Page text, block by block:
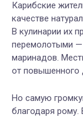
Карибские
качестве
В кулинарии их
перемолотыми —
маринадов.
от повышенного
Но самую
благодаря рому.